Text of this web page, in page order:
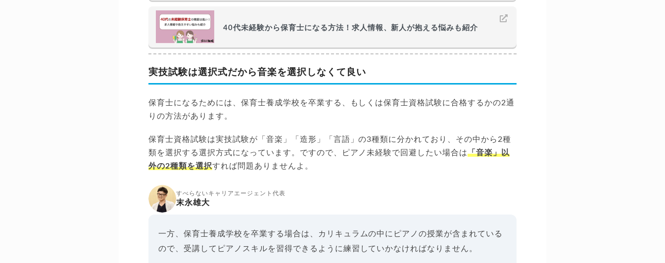
40代未経験から保育士になる方法！求人情報、新人が抱える悩みも紹介
実技試験は選択式だから音楽を選択しなくて良い
保育士になるためには、保育士養成学校を卒業する、もしくは保育士資格試験に合格するかの2通
りの方法があります。
保育士資格試験は実技試験が「音楽」「造形」「言語」の3種類に分かれており、その中から2種
類を選択する選択方式になっています。ですので、ピアノ未経験で回避したい場合は「音楽」以
外の2種類を選択すれば問題ありませんよ。
すべらないキャリアエージェント代表
末永雄大
一方、保育士養成学校を卒業する場合は、カリキュラムの中にピアノの授業が含まれている
ので、受講してピアノスキルを習得できるように練習していかなければなりません。